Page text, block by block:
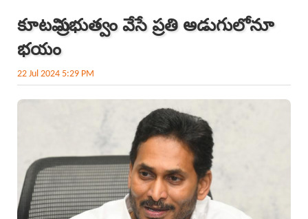
కూట‌మి ప్ర‌భుత్వం వేసే ప్ర‌తి అడుగులోనూ
భ‌యం
22 Jul 2024 5:29 PM